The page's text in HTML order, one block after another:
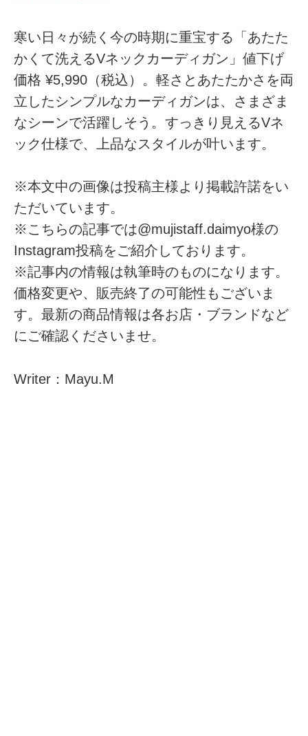
寒い日々が続く今の時期に重宝する「あたた
かくて洗えるVネックカーディガン」値下げ
価格 ¥5,990（税込）。軽さとあたたかさを両
立したシンプルなカーディガンは、さまざま
なシーンで活躍しそう。すっきり見えるVネ
ック仕様で、上品なスタイルが叶います。
※本文中の画像は投稿主様より掲載許諾をい
ただいています。
※こちらの記事では@mujistaff.daimyo様の
Instagram投稿をご紹介しております。
※記事内の情報は執筆時のものになります。
価格変更や、販売終了の可能性もございま
す。最新の商品情報は各お店・ブランドなど
にご確認くださいませ。
Writer：Mayu.M